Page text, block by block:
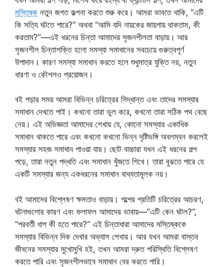
মস্তিষ্ক নতুন জগত কল্পনা করতে শুরু করে। আমরা ভাবতে থাকি, “এটি
কি সত্যি ঘটতে পারে?” অথবা “আমি যদি নায়কের জায়গায় থাকতাম, কী
করতাম?”—এই ধরনের চিন্তা আমাদের সৃজনশীলতা বাড়ায়। আর
সৃজনশীল চিন্তাশক্তি হলো সমস্যা সমাধানের সবচেয়ে গুরুত্বপূর্ণ
উপাদান। কারণ সমস্যা সমাধান করতে হলে শুধুমাত্র যুক্তি নয়, নতুন
ধারণা ও কৌশলও প্রয়োজন।
বই পড়ার সময় আমরা বিভিন্ন চরিত্রের সিদ্ধান্ত এবং তাদের সমস্যার
সমাধান দেখতে পাই। কখনো তারা ভুল করে, কখনো তারা সঠিক পথ বেছে
নেয়। এই অভিজ্ঞতা আমাদের শেখায় যে, কোনো সমস্যার একাধিক
সমাধান থাকতে পারে এবং কখনো কখনো ভিন্ন দৃষ্টিভঙ্গি অবলম্বন করলেই
সমস্যার সহজ সমাধান পাওয়া যায়। ছোট বাচ্চারা যখন এই ধরনের গল্প
পড়ে, তারা নতুন পদ্ধতি এবং সমাধান খুঁজতে শিখে। তারা বুঝতে পারে যে
একটি সমস্যার জন্য একধরনের সমাধান বাধ্যতামূলক নয়।
বই আমাদের বিশ্লেষণ ক্ষমতাও বাড়ায়। গল্পের প্রতিটি চরিত্রের আচরণ,
ঘটনাগুলোর কারণ এবং ফলাফল আমাদের ভাবায়—“এটি কেন ঘটল?”,
“পরবর্তী ধাপ কী হতে পারে?” এই চিন্তাধারা আমাদের মস্তিষ্ককে
সমস্যার বিভিন্ন দিক দেখার অভ্যাস শেখায়। আর যখন আমরা বাস্তব
জীবনের সমস্যার মুখোমুখি হই, তখন আমরা দ্রুত পরিস্থিতি বিশ্লেষণ
করতে পারি এবং সৃজনশীলভাবে সমাধান বের করতে পারি।